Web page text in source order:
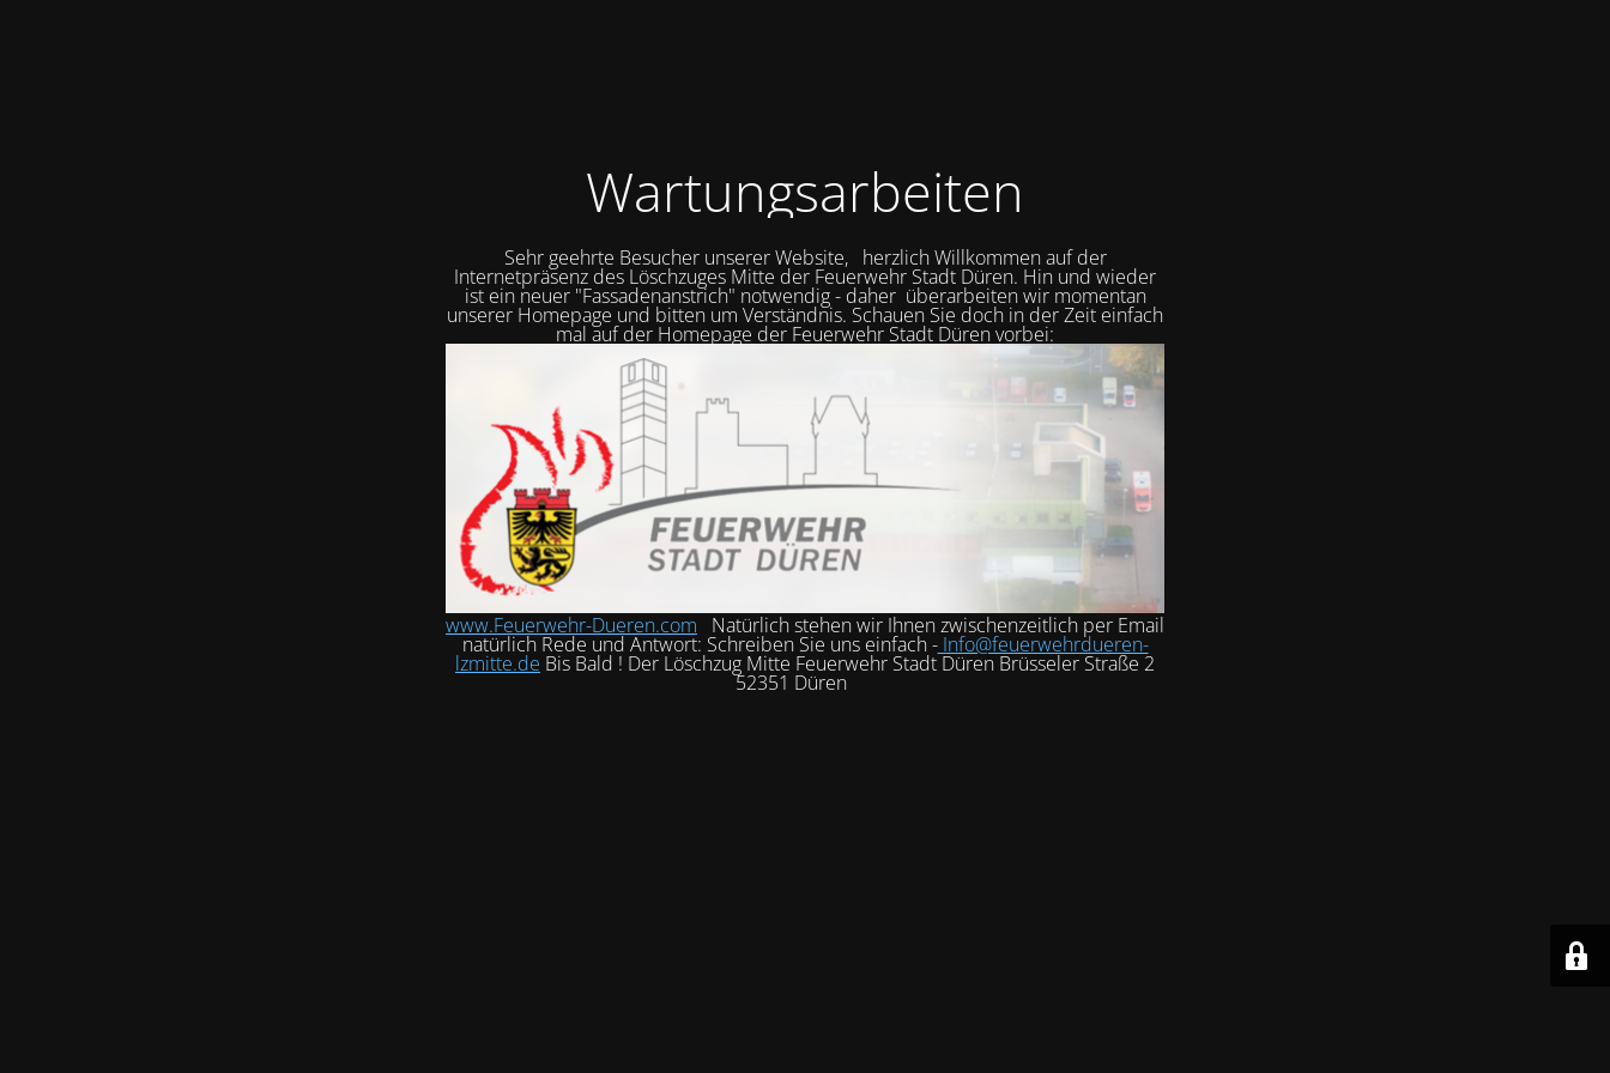
Wartungsarbeiten
Sehr geehrte Besucher unserer Website, herzlich Willkommen auf der
Internetpräsenz des Löschzuges Mitte der Feuerwehr Stadt Düren. Hin und wieder
ist ein neuer "Fassadenanstrich" notwendig - daher überarbeiten wir momentan
unserer Homepage und bitten um Verständnis. Schauen Sie doch in der Zeit einfach
mal auf der Homepage der Feuerwehr Stadt Düren vorbei:
www.Feuerwehr-Dueren.com Natürlich stehen wir Ihnen zwischenzeitlich per Email
natürlich Rede und Antwort: Schreiben Sie uns einfach -Info@feuerwehrdueren-
lzmitte.de Bis Bald ! Der Löschzug Mitte Feuerwehr Stadt Düren Brüsseler Straße 2
52351 Düren